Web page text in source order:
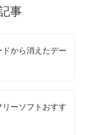
事
ドから消えたデー
ーソフトおすす